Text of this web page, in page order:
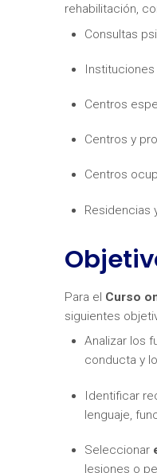
rehabilitación,
Consultas
Centros
Centros y
Centros
Residencias
Para el Curso
siguientes
Analizar los
conducta y
Identificar
lenguaje,
Seleccionar
lesiones o